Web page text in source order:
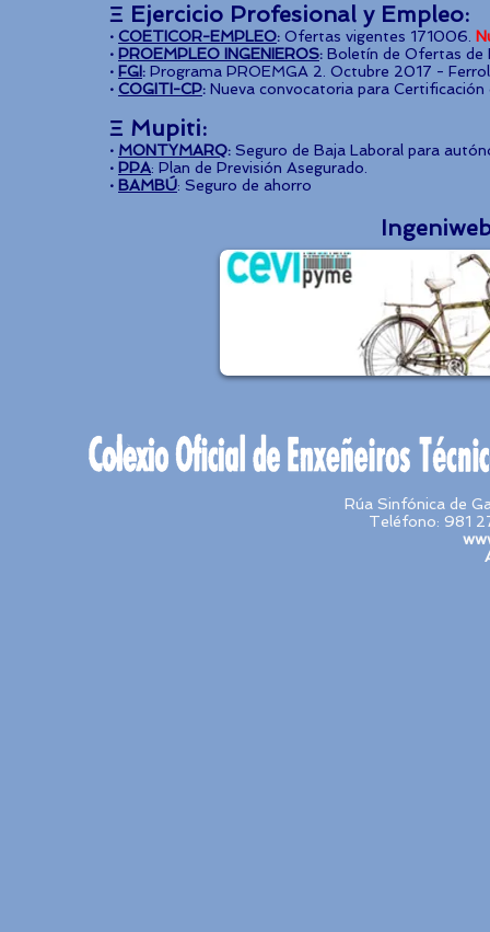
Ξ Ejercicio Profesional y Empleo:
· COETICOR-EMPLEO: Ofertas vigentes 171006.
· PROEMPLEO INGENIEROS: Boletín de Ofertas de
· FGI: Programa PROEMGA 2. Octubre 2017 -
· COGITI-CP: Nueva convocatoria para
Ξ Mupiti:
· MONTYMARQ: Seguro de Baja Laboral para
· PPA: Plan de Previsión Asegurado.
· BAMBÚ: Seguro de ahorro
Rúa Sinfónica de
Teléfono: 981